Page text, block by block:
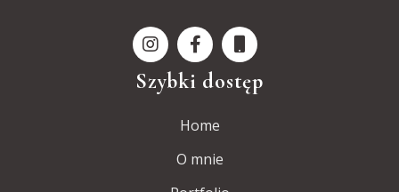
Szybki dostęp
Home
O mnie